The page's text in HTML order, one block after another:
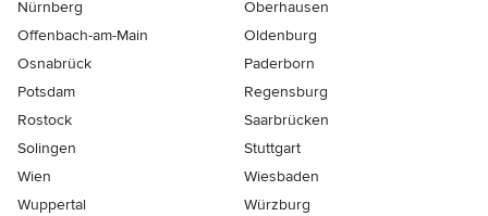
Nürnberg
Oberhausen
Offenbach-am-Main
Oldenburg
Osnabrück
Paderborn
Potsdam
Regensburg
Rostock
Saarbrücken
Solingen
Stuttgart
Wien
Wiesbaden
Wuppertal
Würzburg